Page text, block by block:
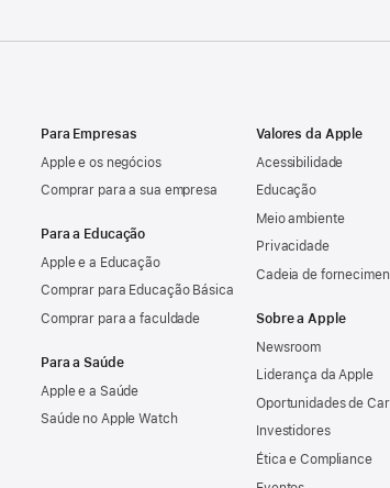
Para Empresas
Apple e os negócios
Comprar para a sua empresa
Para a Educação
Apple e a Educação
Comprar para Educação Básica
Comprar para a faculdade
Para a Saúde
Apple e a Saúde
Saúde no Apple Watch
Valores da Apple
Acessibilidade
Educação
Meio ambiente
Privacidade
Cadeia de
Sobre a Apple
Newsroom
Liderança da Apple
Oportunidades de
Investidores
Ética e Compliance